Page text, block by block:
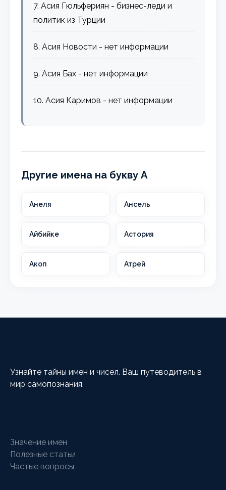
7. Асия Гюльфериян - бизнес-леди и
политик из Турции
8. Асия Новости - нет информации
9. Асия Бах - нет информации
10. Асия Каримов - нет информации
Другие имена на букву А
Анеля Ансель
Айбийке Астория
Акоп Атрей
Узнайте тайны имен и чисел. Ваш путеводитель в
мир самопознания.
Значение имен
Полезные статьи
Частые вопросы